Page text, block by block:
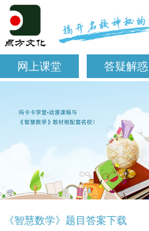
网上课堂 答疑解惑
《智慧数学》题目答案下载